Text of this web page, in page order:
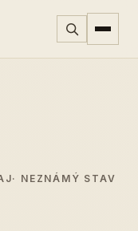
· NEZNÁMÝ STAV